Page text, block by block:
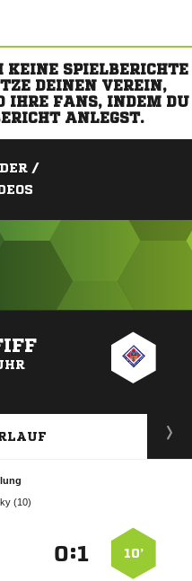
KEINE SPIELBERICHTE
DEINEN VEREIN,
IHRE FANS, INDEM DU
ANLEGST.
/

10’
: